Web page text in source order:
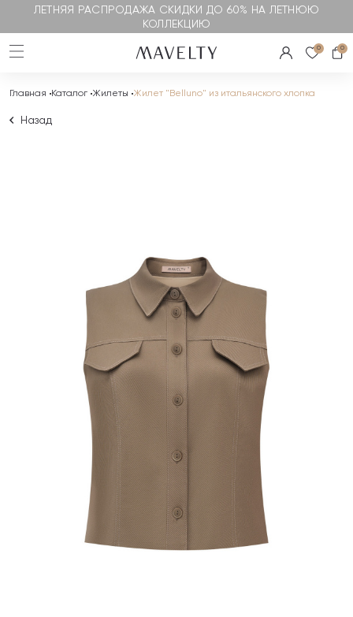
ЛЕТНЯЯ РАСПРОДАЖА СКИДКИ ДО 60% НА ЛЕТНЮЮ
КОЛЛЕКЦИЮ
0 0
Главная Каталог Жилеты Жилет "Belluno" из итальянского хлопка
Назад